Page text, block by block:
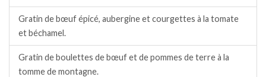
Gratin de bœuf épicé, aubergine et courgettes à la tomate
et béchamel.
Gratin de boulettes de bœuf et de pommes de terre à la
tomme de montagne.